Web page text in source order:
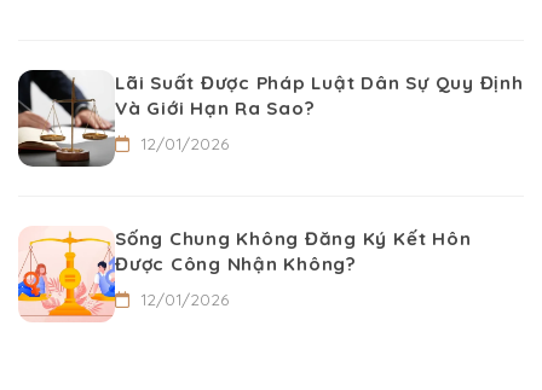
Lãi Suất Được Pháp Luật Dân Sự Quy Định
Và Giới Hạn Ra Sao?
12/01/2026
Sống Chung Không Đăng Ký Kết Hôn
Được Công Nhận Không?
12/01/2026